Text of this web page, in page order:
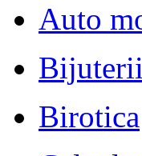
Auto
Bijuterii
Birotica